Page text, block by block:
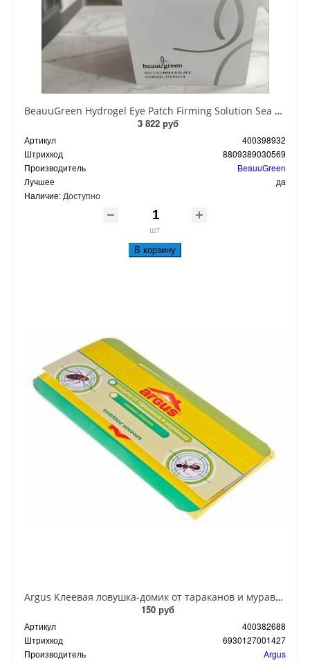
BeauuGreen Hydrogel Eye Patch Firming Solution Sea Cocumber & Black Гидрогелевые патчи для кожи вокруг глаз с экстрактом черного морского огурца 60 шт 90 гр
3 822 руб
Артикул
400398932
Штрихкод
8809389030569
Производитель
BeauuGreen
Лучшее
да
Наличие: Доступно
шт
В корзину
Argus Клеевая ловушка-домик от тараканов и муравьев
150 руб
Артикул
400382688
Штрихкод
6930127001427
Производитель
Argus